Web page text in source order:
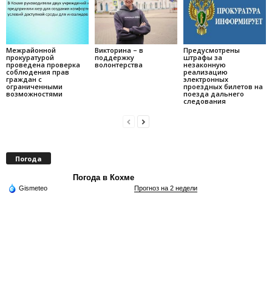
Межрайонной
прокуратурой
проведена проверка
соблюдения прав
граждан с
ограниченными
возможностями
Викторина – в
поддержку
волонтерства
Предусмотрены
штрафы за
незаконную
реализацию
электронных
проездных билетов на
поезда дальнего
следования
Погода
Погода в Кохме
Gismeteo Прогноз на 2 недели